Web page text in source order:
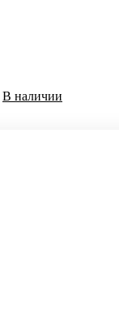
В наличии